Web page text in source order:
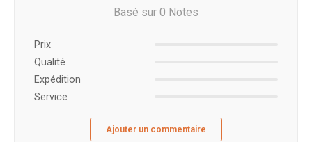
Basé sur 0 Notes
Prix ​​
Qualité
Expédition
Service
Ajouter un commentaire